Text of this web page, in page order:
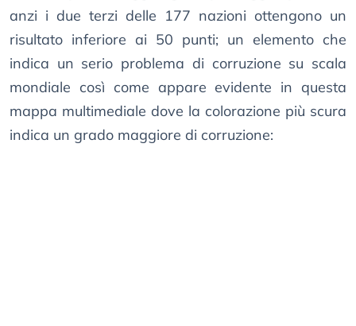
anzi i due terzi delle 177 nazioni ottengono un
risultato inferiore ai 50 punti; un elemento che
indica un serio problema di corruzione su scala
mondiale così come appare evidente in questa
mappa multimediale dove la colorazione più scura
indica un grado maggiore di corruzione: